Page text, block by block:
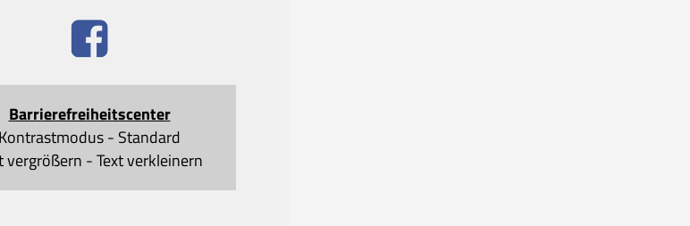
Barrierefreiheitscenter
Kontrastmodus- Standard
vergrößern -Text verkleinern